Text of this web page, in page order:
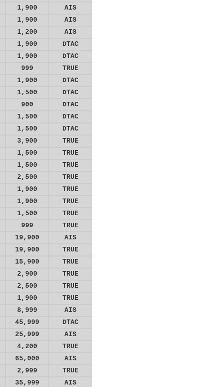
1,900
AIS
1,900
AIS
1,200
AIS
1,900
DTAC
1,900
DTAC
999
TRUE
1,900
DTAC
1,500
DTAC
900
DTAC
1,500
DTAC
1,500
DTAC
3,900
TRUE
1,500
TRUE
1,500
TRUE
2,500
TRUE
1,900
TRUE
1,900
TRUE
1,500
TRUE
999
TRUE
19,900
AIS
19,900
TRUE
15,900
TRUE
2,900
TRUE
2,500
TRUE
1,900
TRUE
8,999
AIS
45,999
DTAC
25,999
AIS
4,200
TRUE
65,000
AIS
2,999
TRUE
35,999
AIS